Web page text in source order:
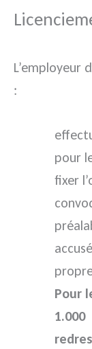
L’employeur
:
pour
fixer
Pour